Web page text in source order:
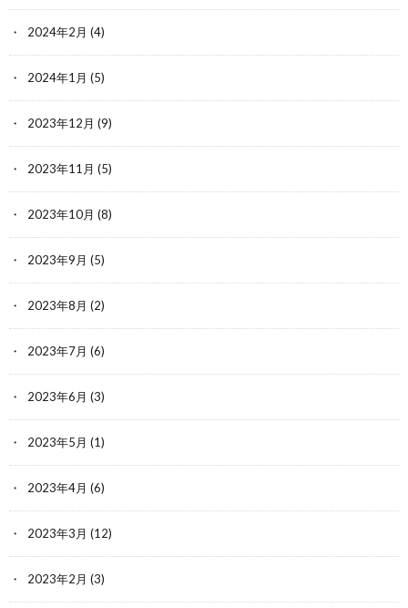
2024年2月 (4)
2024年1月 (5)
2023年12月 (9)
2023年11月 (5)
2023年10月 (8)
2023年9月 (5)
2023年8月 (2)
2023年7月 (6)
2023年6月 (3)
2023年5月 (1)
2023年4月 (6)
2023年3月 (12)
2023年2月 (3)